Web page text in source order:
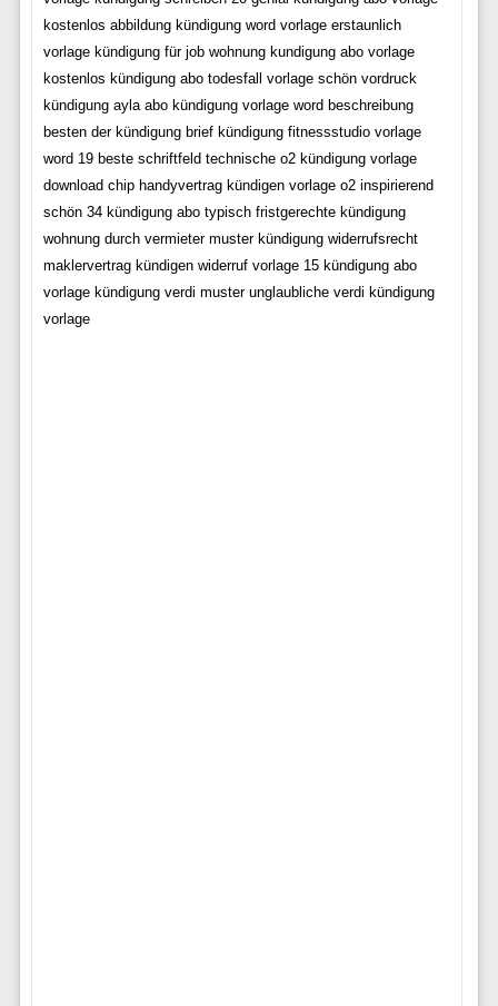
kostenlos abbildung kündigung word vorlage erstaunlich
vorlage kündigung für job wohnung kundigung abo vorlage
kostenlos kündigung abo todesfall vorlage schön vordruck
kündigung ayla abo kündigung vorlage word beschreibung
besten der kündigung brief kündigung fitnessstudio vorlage
word 19 beste schriftfeld technische o2 kündigung vorlage
download chip handyvertrag kündigen vorlage o2 inspirierend
schön 34 kündigung abo typisch fristgerechte kündigung
wohnung durch vermieter muster kündigung widerrufsrecht
maklervertrag kündigen widerruf vorlage 15 kündigung abo
vorlage kündigung verdi muster unglaubliche verdi kündigung
vorlage